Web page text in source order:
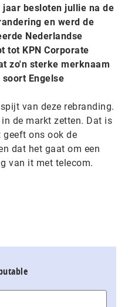
jaar besloten jullie na de
en werd de
Nederlandse
tot KPN Corporate
zo'n sterke merknaam
Engelse
van deze rebranding.
de markt zetten. Dat is
ons ook de
dat het gaat om een
van it met telecom.